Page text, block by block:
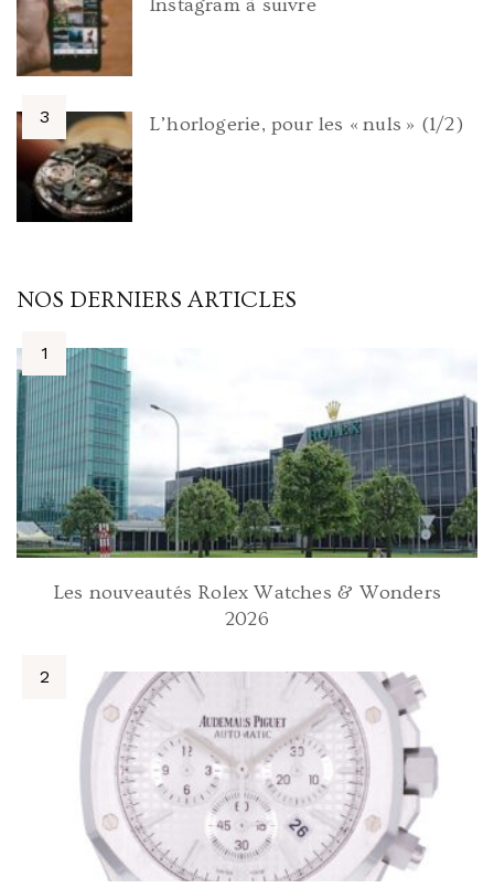
Instagram à suivre
L’horlogerie, pour les « nuls » (1/2)
NOS DERNIERS ARTICLES
Les nouveautés Rolex Watches & Wonders
2026